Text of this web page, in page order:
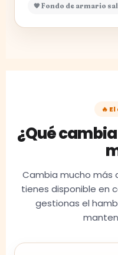
🧡 Fondo de armario
🔥
¿Qué
Cambia mucho más
tienes disponible en
gestionas el